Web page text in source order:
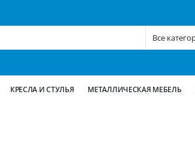
КРЕСЛА И СТУЛЬЯ МЕТАЛЛИЧЕСКАЯ МЕБЕЛЬ